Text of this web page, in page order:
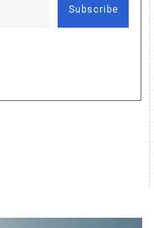
Subscribe